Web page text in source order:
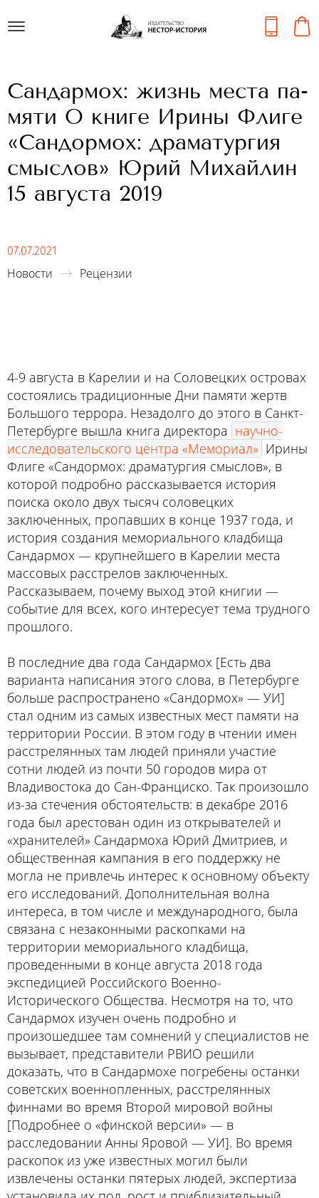
Сан­дармох: жизнь мес­та па­
мяти О книге Ирины Флиге
«Сандормох: драматургия
смыслов» Юрий Михайлин
15 августа 2019
07.07.2021
Новости Рецензии
4-9 августа в Карелии и на Соловецких островах
состоялись традиционные Дни памяти жертв
Большого террора. Незадолго до этого в Санкт-
Петербурге вышла книга директора научно-
исследовательского центра «Мемориал» Ирины
Флиге «Сандормох: драматургия смыслов», в
которой подробно рассказывается история
поиска около двух тысяч соловецких
заключенных, пропавших в конце 1937 года, и
история создания мемориального кладбища
Сандармох — крупнейшего в Карелии места
массовых расстрелов заключенных.
Рассказываем, почему выход этой книгии —
событие для всех, кого интересует тема трудного
прошлого.
В последние два года Сандармох [Есть два
варианта написания этого слова, в Петербурге
больше распространено «Сандормох» — УИ]
стал одним из самых известных мест памяти на
территории России. В этом году в чтении имен
расстрелянных там людей приняли участие
сотни людей из почти 50 городов мира от
Владивостока до Сан-Франциско. Так произошло
из-за стечения обстоятельств: в декабре 2016
года был арестован один из открывателей и
«хранителей» Сандармоха Юрий Дмитриев, и
общественная кампания в его поддержку не
могла не привлечь интерес к основному объекту
его исследований. Дополнительная волна
интереса, в том числе и международного, была
связана с незаконными раскопками на
территории мемориального кладбища,
проведенными в конце августа 2018 года
экспедицией Российского Военно-
Исторического Общества. Несмотря на то, что
Сандармох изучен очень подробно и
произошедшее там сомнений у специалистов не
вызывает, представители РВИО решили
доказать, что в Сандармохе погребены останки
советских военнопленных, расстрелянных
финнами во время Второй мировой войны
[Подробнее о «финской версии» — в
расследовании Анны Яровой — УИ]. Во время
раскопок из уже известных могил были
извлечены останки пятерых людей, экспертиза